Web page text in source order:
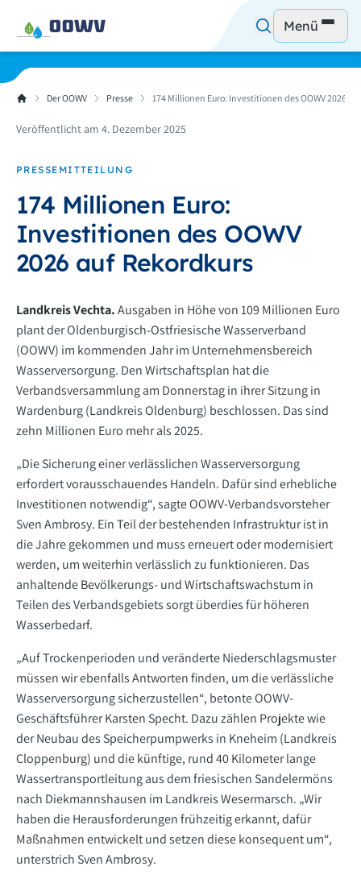
Menü
Der OOWV Presse 174 Millionen Euro: Investitionen des OOWV 2026
Veröffentlicht am 4. Dezember 2025
PRESSEMITTEILUNG
174 Millionen Euro:
Investitionen des OOWV
2026 auf Rekordkurs
Landkreis Vechta.Ausgaben in Höhe von 109 Millionen Euro
plant der Oldenburgisch-Ostfriesische Wasserverband
(OOWV) im kommenden Jahr im Unternehmensbereich
Wasserversorgung. Den Wirtschaftsplan hat die
Verbandsversammlung am Donnerstag in ihrer Sitzung in
Wardenburg (Landkreis Oldenburg) beschlossen. Das sind
zehn Millionen Euro mehr als 2025.
„Die Sicherung einer verlässlichen Wasserversorgung
erfordert vorausschauendes Handeln. Dafür sind erhebliche
Investitionen notwendig“, sagte OOWV-Verbandsvorsteher
Sven Ambrosy. Ein Teil der bestehenden Infrastruktur ist in
die Jahre gekommen und muss erneuert oder modernisiert
werden, um weiterhin verlässlich zu funktionieren. Das
anhaltende Bevölkerungs- und Wirtschaftswachstum in
Teilen des Verbandsgebiets sorgt überdies für höheren
Wasserbedarf.
„Auf Trockenperioden und veränderte Niederschlagsmuster
müssen wir ebenfalls Antworten finden, um die verlässliche
Wasserversorgung sicherzustellen“, betonte OOWV-
Geschäftsführer Karsten Specht. Dazu zählen Projekte wie
der Neubau des Speicherpumpwerks in Kneheim (Landkreis
Cloppenburg) und die künftige, rund 40 Kilometer lange
Wassertransportleitung aus dem friesischen Sandelermöns
nach Diekmannshausen im Landkreis Wesermarsch. „Wir
haben die Herausforderungen frühzeitig erkannt, dafür
Maßnahmen entwickelt und setzen diese konsequent um“,
unterstrich Sven Ambrosy.